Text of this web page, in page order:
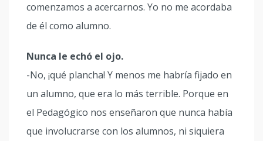
comenzamos a acercarnos. Yo no me acordaba
de él como alumno.
Nunca le echó el ojo.
-No, ¡qué plancha! Y menos me habría fijado en
un alumno, que era lo más terrible. Porque en
el Pedagógico nos enseñaron que nunca había
que involucrarse con los alumnos, ni siquiera